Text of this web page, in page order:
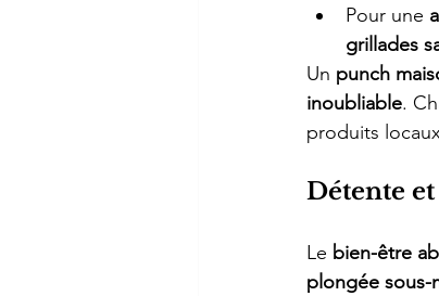
Pour une
grillades
Un punch
inoubliable.
produits
Détente
Le bien-être
plongée sous-